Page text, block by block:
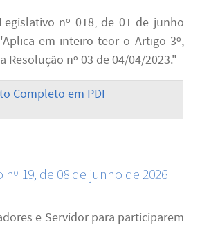
nº 018, de 01 de junho
em inteiro teor o Artigo 3º,
Resolução nº 03 de 04/04/2023."
Completo em PDF
nº 19, de 08 de junho de 2026
e Servidor para participarem